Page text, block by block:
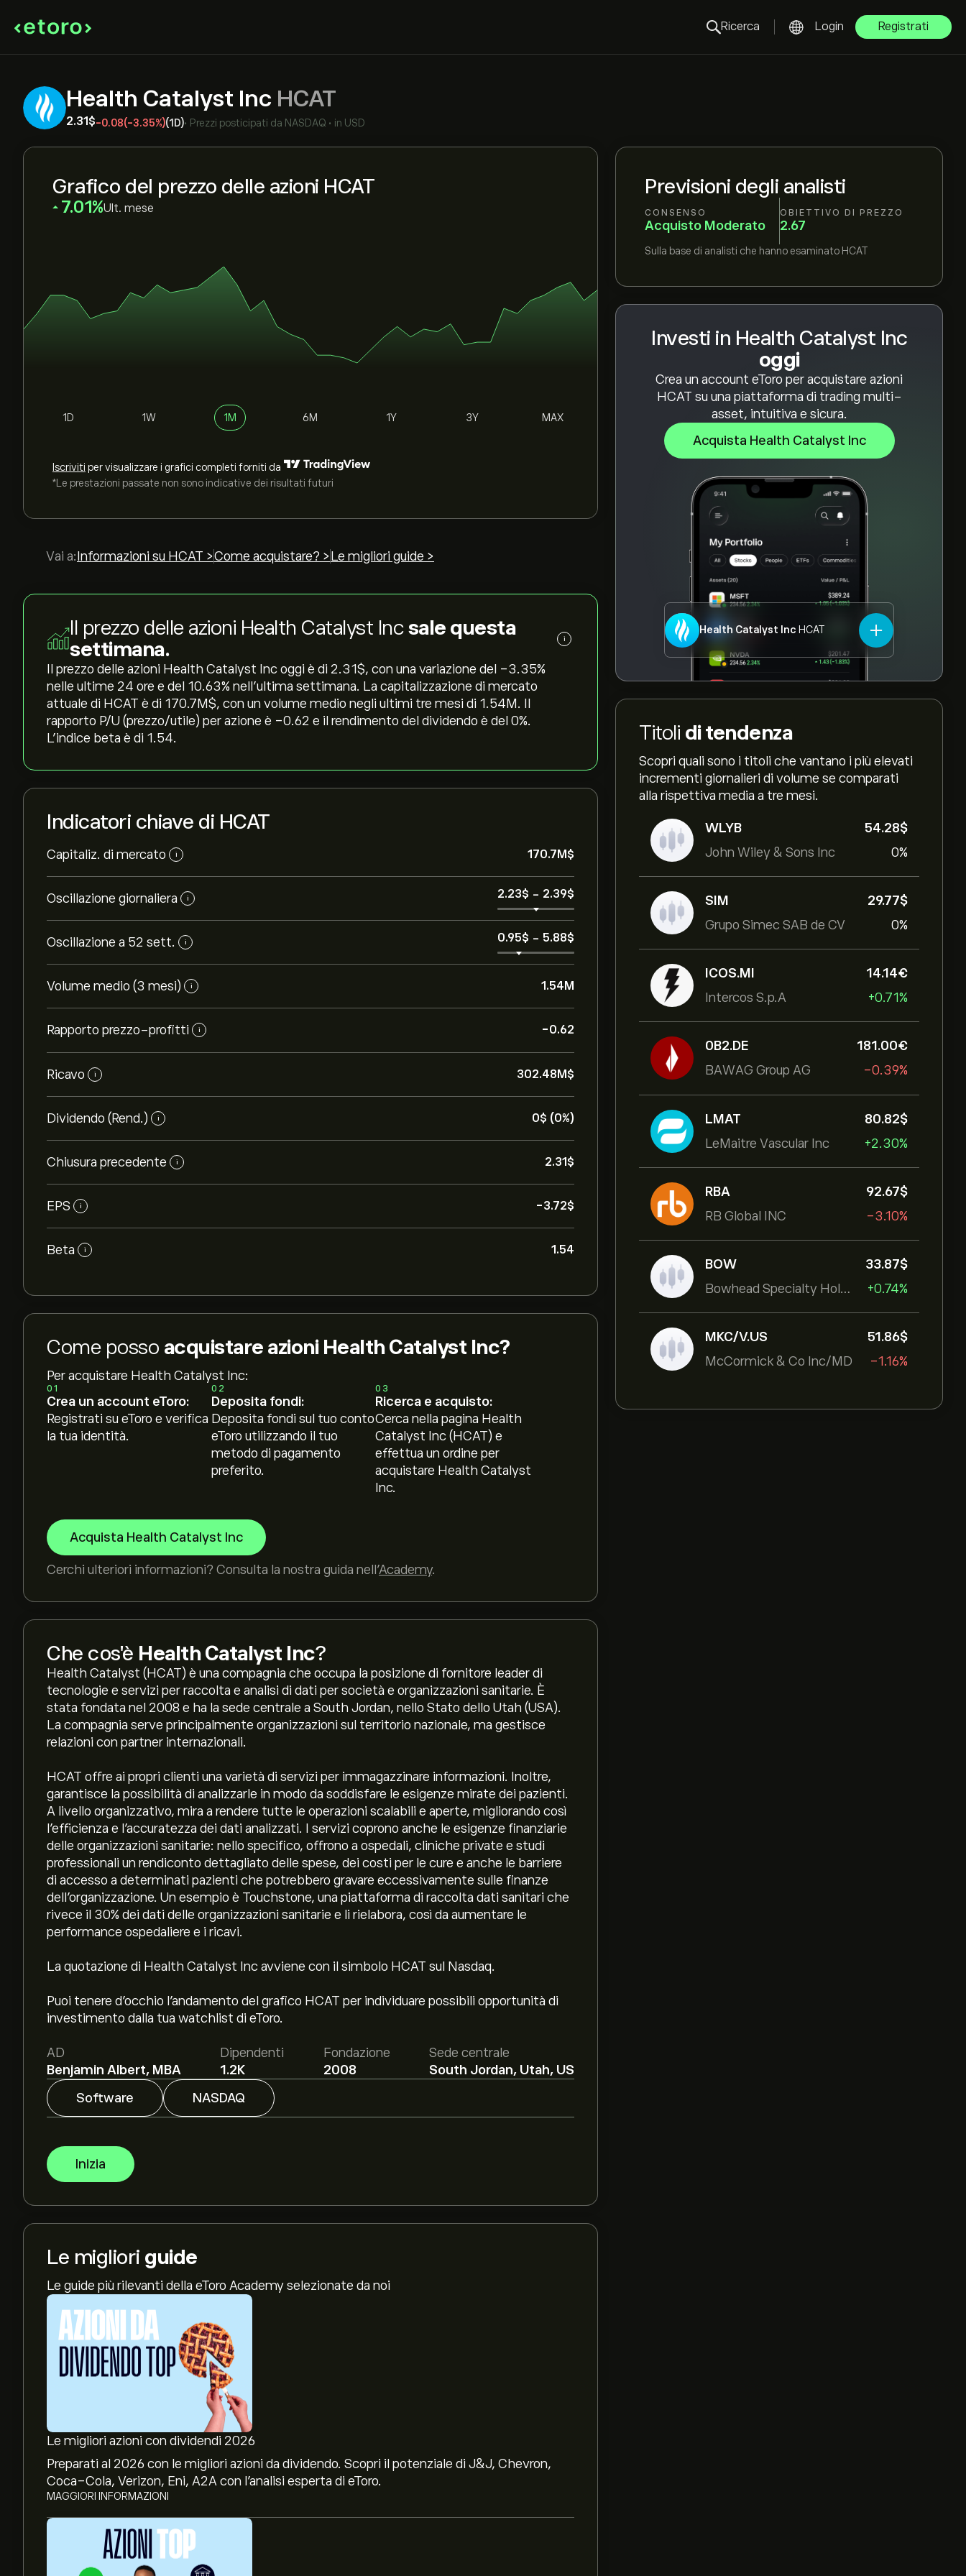
Ricerca Login Registrati
Health Catalyst Inc HCAT
2.31‎$‎-0.08(-3.35%)(1D)• Prezzi posticipati da NASDAQ • in USD
Previsioni degli analisti
CONSENSO
Acquisto Moderato
OBIETTIVO DI PREZZO
2.67
Sulla base di analisti che hanno esaminato HCAT
Investi in Health Catalyst Inc
oggi
Crea un account eToro per acquistare azioni
HCAT su una piattaforma di trading multi-
asset, intuitiva e sicura.
Acquista Health Catalyst Inc
Health Catalyst Inc HCAT
Titoli di tendenza
Scopri quali sono i titoli che vantano i più elevati
incrementi giornalieri di volume se comparati
alla rispettiva media a tre mesi.
WLYB
John Wiley & Sons Inc
54.28‎$‎
0%
SIM
Grupo Simec SAB de CV
29.77‎$‎
0%
ICOS.MI
Intercos S.p.A
14.14‎€‎
+0.71%
0B2.DE
BAWAG Group AG
181.00‎€‎
-0.39%
LMAT
LeMaitre Vascular Inc
80.82‎$‎
+2.30%
RBA
RB Global INC
92.67‎$‎
-3.10%
BOW
Bowhead Specialty Holdings Inc
33.87‎$‎
+0.74%
MKC/V.US
McCormick & Co Inc/MD
51.86‎$‎
-1.16%
Grafico del prezzo delle azioni HCAT
‎7.01‎ Ult. mese
1D 1W 1M 6M 1Y 3Y MAX
Iscriviti per visualizzare i grafici completi forniti da
*Le prestazioni passate non sono indicative dei risultati futuri
Vai a: Informazioni su HCAT >Come acquistare? > Le migliori guide >
Il prezzo delle azioni Health Catalyst Incsale questa
settimana.
i
Il prezzo delle azioni Health Catalyst Inc oggi è di 2.31‎$‎, con una variazione del ‎-3.35‎%
nelle ultime 24 ore e del ‎10.63‎% nell'ultima settimana. La capitalizzazione di mercato
attuale di HCAT è di 170.7M‎$‎, con un volume medio negli ultimi tre mesi di 1.54M. Il
rapporto P/U (prezzo/utile) per azione è -0.62 e il rendimento del dividendo è del 0%.
L'indice beta è di 1.54.
Indicatori chiave di HCAT
Capitaliz. di mercato i 170.7M‎$‎
Oscillazione giornaliera i 2.23‎$‎ - 2.39‎$‎
Oscillazione a 52 sett. i 0.95‎$‎ - 5.88‎$‎
Volume medio (3 mesi) i 1.54M
Rapporto prezzo-profitti i -0.62
Ricavo i 302.48M‎$‎
Dividendo (Rend.) i 0‎$‎ (0%)
Chiusura precedente i 2.31‎$‎
EPS i -3.72‎$‎
Beta i 1.54
Come posso acquistare azioni Health Catalyst Inc?
Per acquistare Health Catalyst Inc:
01
Crea un account eToro:
Registrati su eToro e verifica
la tua identità.
02
Deposita fondi:
Deposita fondi sul tuo conto
eToro utilizzando il tuo
metodo di pagamento
preferito.
03
Ricerca e acquisto:
Cerca nella pagina Health
Catalyst Inc (HCAT) e
effettua un ordine per
acquistare Health Catalyst
Inc.
Acquista Health Catalyst Inc
Cerchi ulteriori informazioni? Consulta la nostra guida nell’Academy.
Che cos'è Health Catalyst Inc?
Health Catalyst (HCAT) è una compagnia che occupa la posizione di fornitore leader di
tecnologie e servizi per raccolta e analisi di dati per società e organizzazioni sanitarie. È
stata fondata nel 2008 e ha la sede centrale a South Jordan, nello Stato dello Utah (USA).
La compagnia serve principalmente organizzazioni sul territorio nazionale, ma gestisce
relazioni con partner internazionali.
HCAT offre ai propri clienti una varietà di servizi per immagazzinare informazioni. Inoltre,
garantisce la possibilità di analizzarle in modo da soddisfare le esigenze mirate dei pazienti.
A livello organizzativo, mira a rendere tutte le operazioni scalabili e aperte, migliorando così
l’efficienza e l’accuratezza dei dati analizzati. I servizi coprono anche le esigenze finanziarie
delle organizzazioni sanitarie: nello specifico, offrono a ospedali, cliniche private e studi
professionali un rendiconto dettagliato delle spese, dei costi per le cure e anche le barriere
di accesso a determinati pazienti che potrebbero gravare eccessivamente sulle finanze
dell’organizzazione. Un esempio è Touchstone, una piattaforma di raccolta dati sanitari che
rivece il 30% dei dati delle organizzazioni sanitarie e li rielabora, così da aumentare le
performance ospedaliere e i ricavi.
La quotazione di Health Catalyst Inc avviene con il simbolo HCAT sul Nasdaq.
Puoi tenere d'occhio l’andamento del grafico HCAT per individuare possibili opportunità di
investimento dalla tua watchlist di eToro.
AD
Benjamin Albert, MBA
Dipendenti
1.2K
Fondazione
2008
Sede centrale
South Jordan, Utah, US
Software
NASDAQ
Inizia
Le migliori guide
Le guide più rilevanti della eToro Academy selezionate da noi
Le migliori azioni con dividendi 2026
Preparati al 2026 con le migliori azioni da dividendo. Scopri il potenziale di J&J, Chevron,
Coca-Cola, Verizon, Eni, A2A con l’analisi esperta di eToro.
MAGGIORI INFORMAZIONI